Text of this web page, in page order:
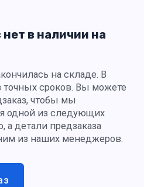
нет в наличии на
на складе. В
точных сроков. Вы можете
чтобы мы
одной из следующих
а детали предзаказа
из наших менеджеров.